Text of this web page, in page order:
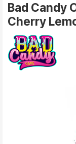
Bad Candy
Cherry